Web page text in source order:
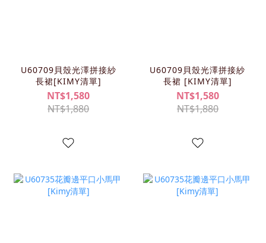
U60709貝殼光澤拼接紗
長裙[KIMY清單]
NT$1,580
NT$1,880
U60709貝殼光澤拼接紗
長裙 [KIMY清單]
NT$1,580
NT$1,880